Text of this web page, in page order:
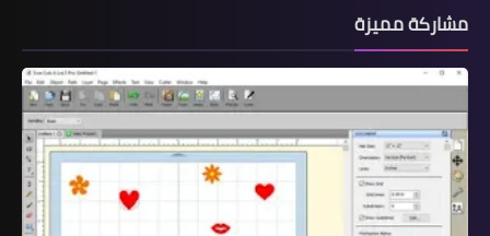
مشاركة مميزة